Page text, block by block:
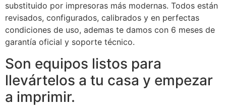
substituido por impresoras más modernas. Todos están
revisados, configurados, calibrados y en perfectas
condiciones de uso, ademas te damos con 6 meses de
garantía oficial y soporte técnico.
Son equipos listos para
llevártelos a tu casa y empezar
a imprimir.